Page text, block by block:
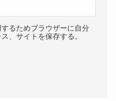
るためブラウザーに自分
、サイトを保存する。